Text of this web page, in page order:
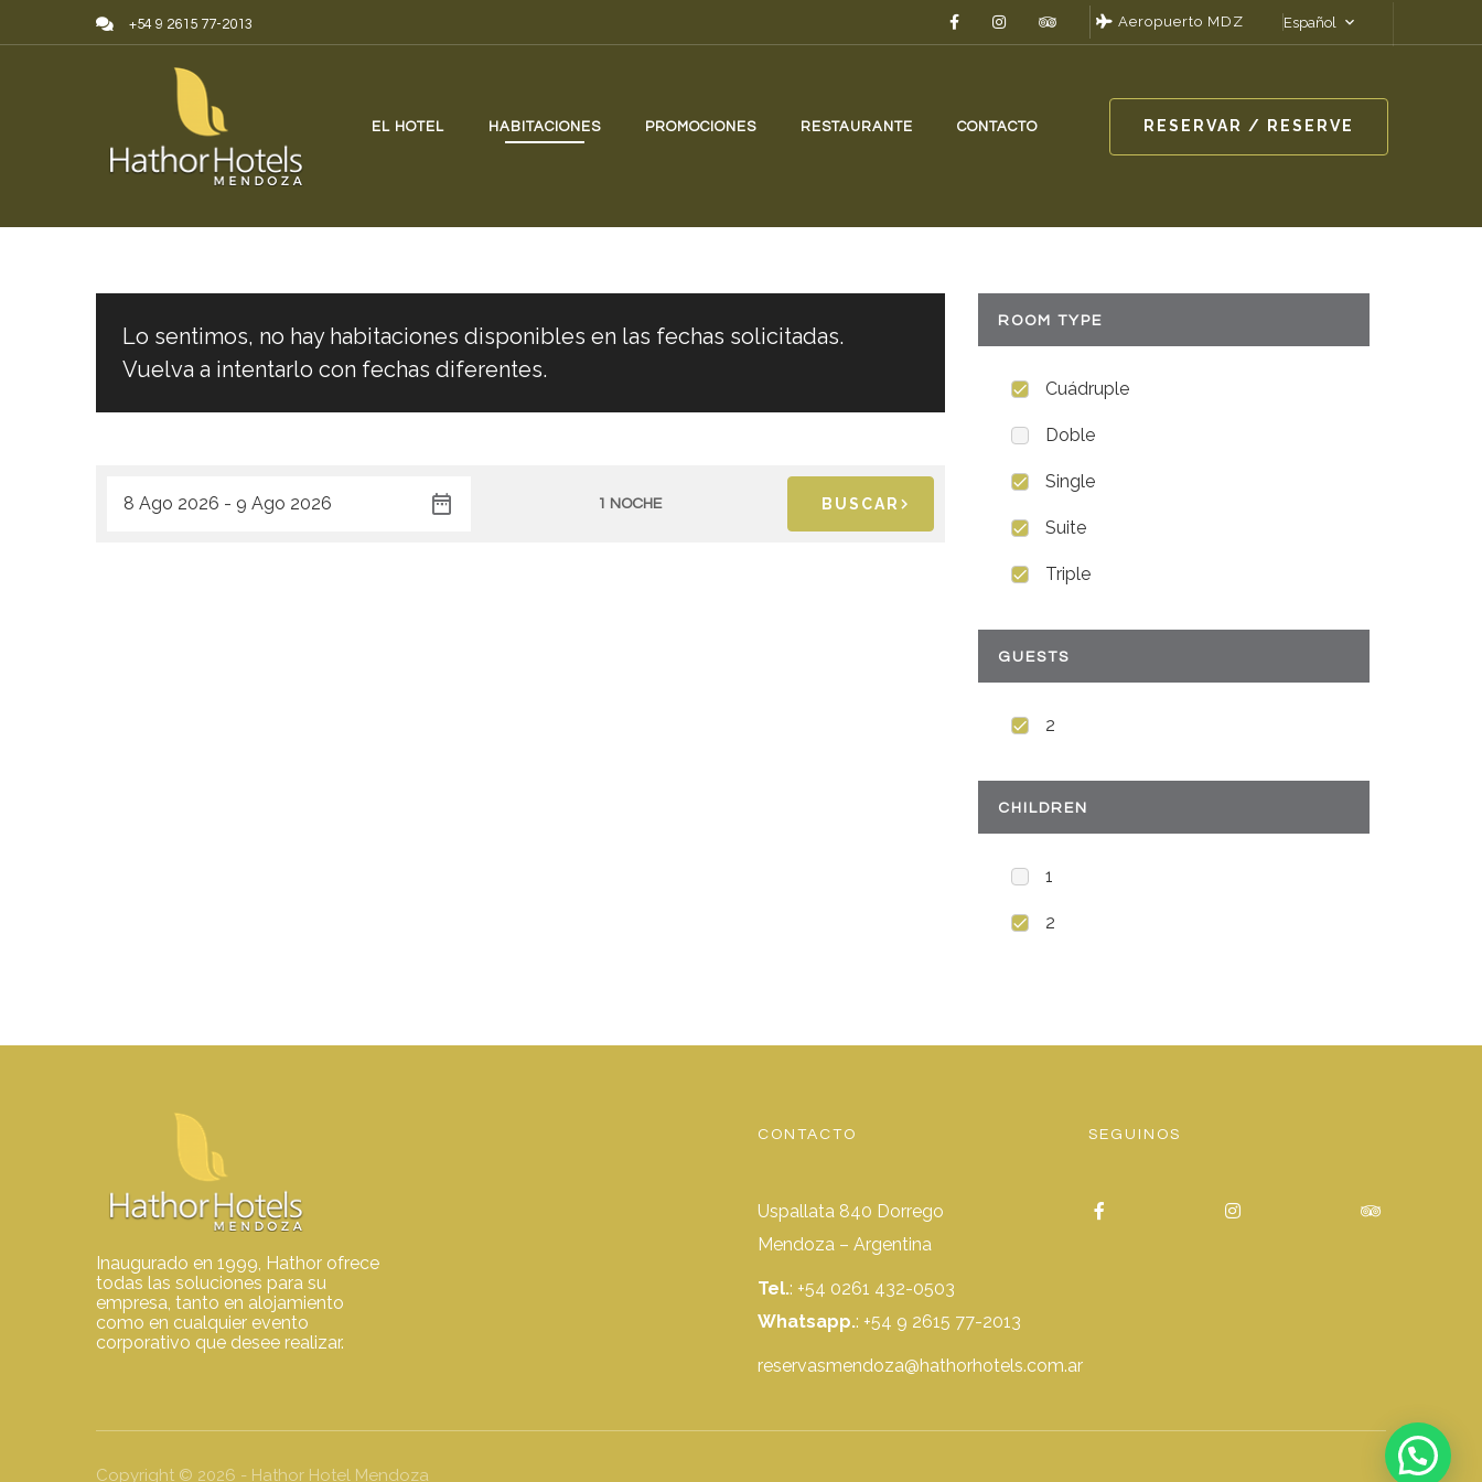
Skip to content+54 9 2615 77-2013 Aeropuerto MDZ Español
EL HOTEL HABITACIONES PROMOCIONES RESTAURANTE CONTACTO RESERVAR / RESERVE
Lo sentimos, no hay habitaciones disponibles en las fechas solicitadas.
Vuelva a intentarlo con fechas diferentes.
1 NOCHE BUSCAR
ROOM TYPE
Cuádruple
Doble
Single
Suite
Triple
GUESTS
2
CHILDREN
1
2
Inaugurado en 1999, Hathor ofrece
todas las soluciones para su
empresa, tanto en alojamiento
como en cualquier evento
corporativo que desee realizar.
CONTACTO
Uspallata 840 Dorrego
Mendoza – Argentina
Tel.: +54 0261 432-0503
Whatsapp.: +54 9 2615 77-2013
reservasmendoza@hathorhotels.com.ar
SEGUINOS
Copyright © 2026 - Hathor Hotel Mendoza